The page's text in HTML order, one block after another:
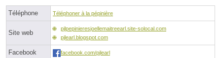
Téléphone Téléphoner à la pépinière
Site web
pjlpepinieresjoellemaitreearl.site-solocal.com
pjlearl.blogspot.com
Facebook facebook.com/pjlearl